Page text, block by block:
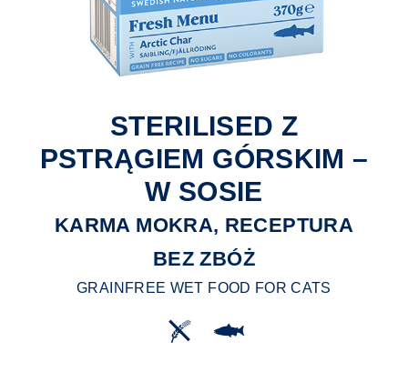
STERILISED Z
PSTRĄGIEM GÓRSKIM –
W SOSIE
KARMA MOKRA, RECEPTURA
BEZ ZBÓŻ
GRAINFREE WET FOOD FOR CATS